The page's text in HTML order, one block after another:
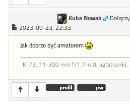
Kuba Nowak
2023-09-23, 22:33
Jak dobrze być amatorem
K-73, 11-300 mm f/1.7-4.0, agfatroniki,